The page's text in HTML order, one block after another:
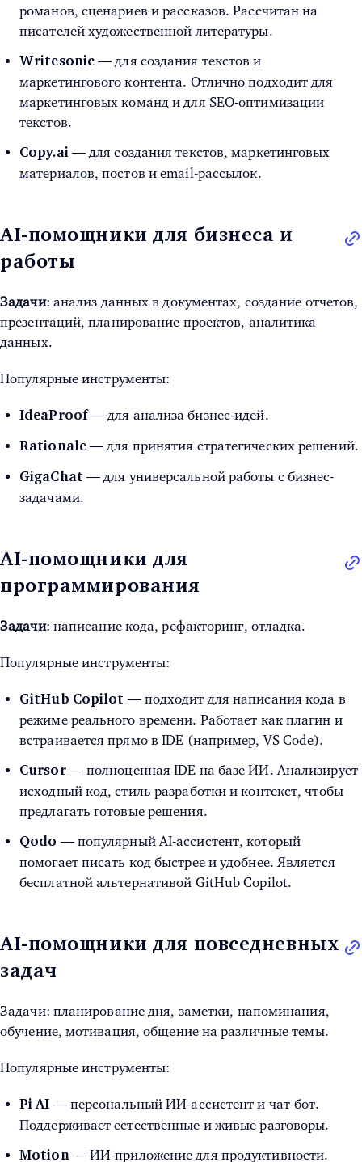
романов, сценариев и рассказов. Рассчитан на
писателей художественной литературы.
Writesonic— для создания текстов и
маркетингового контента. Отлично подходит для
маркетинговых команд и для SEO-оптимизации
текстов.
Copy.ai— для создания текстов, маркетинговых
материалов, постов и email-рассылок.
AI-помощники для бизнеса и
работы
Задачи: анализ данных в документах, создание отчетов,
презентаций, планирование проектов, аналитика
данных.
Популярные инструменты:
IdeaProof— для анализа бизнес-идей.
Rationale — для принятия стратегических решений.
GigaChat — для универсальной работы с бизнес-
задачами.
AI-помощники для
программирования
Задачи: написание кода, рефакторинг, отладка.
Популярные инструменты:
GitHub Copilot — подходит для написания кода в
режиме реального времени. Работает как плагин и
встраивается прямо в IDE (например, VS Code).
Cursor — полноценная IDE на базе ИИ. Анализирует
исходный код, стиль разработки и контекст, чтобы
предлагать готовые решения.
Qodo — популярный AI-ассистент, который
помогает писать код быстрее и удобнее. Является
бесплатной альтернативой GitHub Copilot.
AI-помощники для повседневных
задач
Задачи: планирование дня, заметки, напоминания,
обучение, мотивация, общение на различные темы.
Популярные инструменты:
Pi AI — персональный ИИ-ассистент и чат-бот.
Поддерживает естественные и живые разговоры.
Motion — ИИ-приложение для продуктивности.